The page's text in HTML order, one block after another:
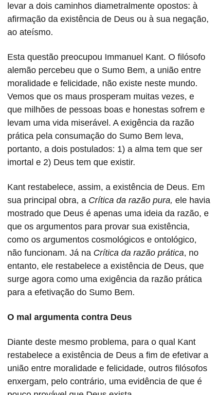
levar a dois caminhos diametralmente opostos: à
afirmação da existência de Deus ou à sua negação,
ao ateísmo.
Esta questão preocupou Immanuel Kant. O filósofo
alemão percebeu que o Sumo Bem, a união entre
moralidade e felicidade, não existe neste mundo.
Vemos que os maus prosperam muitas vezes, e
que milhões de pessoas boas e honestas sofrem e
levam uma vida miserável. A exigência da razão
prática pela consumação do Sumo Bem leva,
portanto, a dois postulados: 1) a alma tem que ser
imortal e 2) Deus tem que existir.
Kant restabelece, assim, a existência de Deus. Em
sua principal obra, a Crítica da razão pura, ele havia
mostrado que Deus é apenas uma ideia da razão, e
que os argumentos para provar sua existência,
como os argumentos cosmológicos e ontológico,
não funcionam. Já na Crítica da razão prática, no
entanto, ele restabelece a existência de Deus, que
surge agora como uma exigência da razão prática
para a efetivação do Sumo Bem.
O mal argumenta contra Deus
Diante deste mesmo problema, para o qual Kant
restabelece a existência de Deus a fim de efetivar a
união entre moralidade e felicidade, outros filósofos
enxergam, pelo contrário, uma evidência de que é